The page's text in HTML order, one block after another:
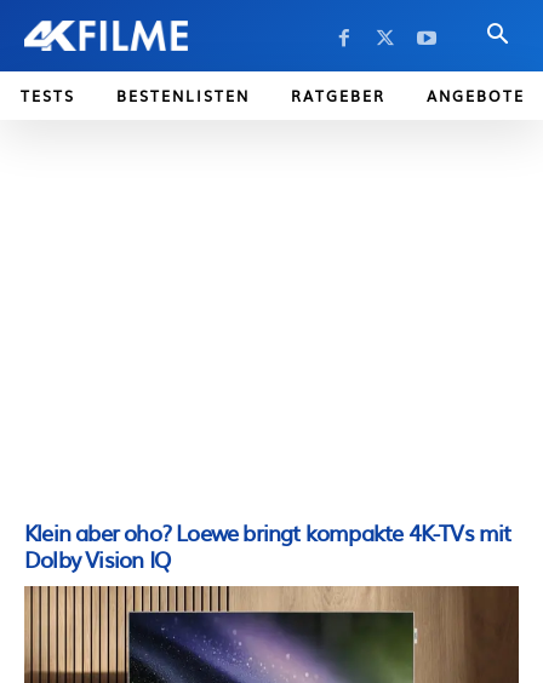
TESTS BESTENLISTEN RATGEBER ANGEBOTE
Klein aber oho? Loewe bringt kompakte 4K-TVs mit
Dolby Vision IQ